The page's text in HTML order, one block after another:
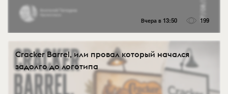
Вчера в 13:50 199
Cracker Barrel, или провал который начался
задолго до логотипа